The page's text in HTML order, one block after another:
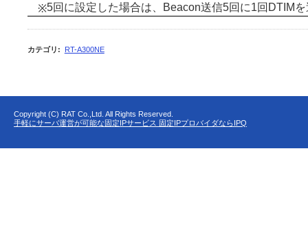
※5回に設定した場合は、Beacon送信5回に1回DTIM
カテゴリ : RT-A300NE
Copyright (C) RAT Co.,Ltd. All Rights Reserved.
手軽にサーバ運営が可能な固定IPサービス 固定IPプロバイダならIPQ